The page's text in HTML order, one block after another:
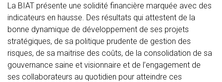
La BIAT présente une solidité financière marquée avec des
indicateurs en hausse. Des résultats qui attestent de la
bonne dynamique de développement de ses projets
stratégiques, de sa politique prudente de gestion des
risques, de sa maitrise des coûts, de la consolidation de sa
gouvernance saine et visionnaire et de l’engagement de
ses collaborateurs au quotidien pour atteindre ces